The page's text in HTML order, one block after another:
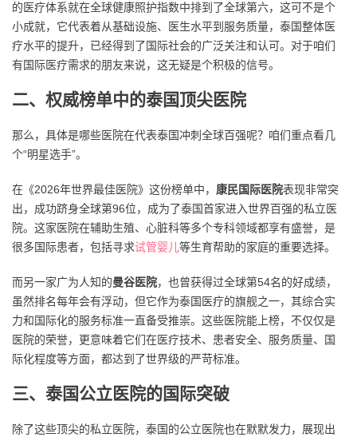
的医疗体系就在全球健康照护指数中排到了全球第六，这可不是个
小成就，它代表着从基础设施、医生水平到服务质量，泰国整体医
疗水平的提升，已经得到了国际社会的广泛关注和认可。对于咱们
有国际医疗需求的朋友来说，这无疑是个积极的信号。
二、权威榜单中的泰国顶尖医院
那么，具体是哪些医院在代表泰国冲刺全球百强呢？咱们重点看几
个“明星选手”。
在《2026年世界最佳医院》这份榜单中， 康民国际医院表现非常突
出，成功跻身全球第96位，成为了泰国首家进入世界百强的私立医
院。这家医院在辅助生殖、心脏科等多个专科领域都享有盛誉，是
很多国际患者，包括寻求试管婴儿等生育帮助的家庭的重要选择。
而另一家广为人知的曼谷医院，也曾获得过全球第54名的好成绩，
虽然排名每年会有浮动，但它作为泰国医疗的旗舰之一，其综合实
力和国际化的服务标准一直备受推崇。这些医院能上榜，不仅仅是
医院的荣誉，更意味着它们在医疗技术、患者安全、服务质量、国
际化程度等方面，都达到了世界级的严苛标准。
三、泰国公立医院的国际突破
除了这些顶尖的私立医院，泰国的公立医院也在默默发力，展现出